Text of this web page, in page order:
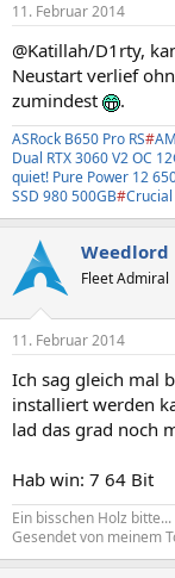
11. Februar 2014
@Katillah/D1rty,
Neustart verlief
zumindest
.
ASRock B650 Pro RS#
Dual RTX 3060 V2 OC
quiet! Pure Power 12
SSD 980 500GB#Crucial
Weedlord
Fleet Admiral
11. Februar 2014
Ich sag gleich mal
installiert werden
lad das grad noch
Hab win: 7 64 Bit
Ein bisschen Holz bitte...
Gesendet von meinem